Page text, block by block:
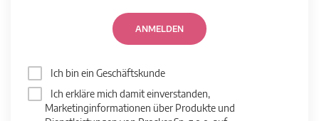
ANMELDEN
Ich bin ein Geschäftskunde
Ich erkläre mich damit einverstanden,
Marketinginformationen über Produkte und